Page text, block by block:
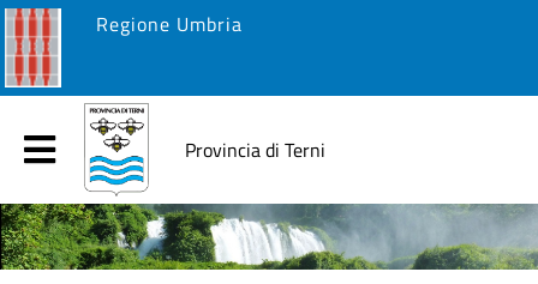
Regione Umbria
Provincia di Terni